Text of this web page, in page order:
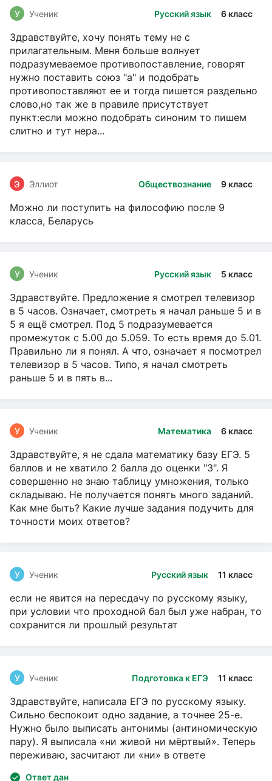
Русский язык 6 класс
У Ученик
Здравствуйте, хочу понять тему не с
прилагательным. Меня больше волнует
подразумеваемое противопоставление, говорят
нужно поставить союз "а" и подобрать
противопоставляют ее и тогда пишется раздельно
слово,но так же в правиле присутствует
пункт:если можно подобрать синоним то пишем
слитно и тут нера...
Обществознание 9 класс
Э Эллиот
Можно ли поступить на философию после 9
класса, Беларусь
Русский язык 5 класс
У Ученик
Здравствуйте. Предложение я смотрел телевизор
в 5 часов. Означает, смотреть я начал раньше 5 и в
5 я ещё смотрел. Под 5 подразумевается
промежуток с 5.00 до 5.059. То есть время до 5.01.
Правильно ли я понял. А что, означает я посмотрел
телевизор в 5 часов. Типо, я начал смотреть
раньше 5 и в пять в...
Математика 6 класс
У Ученик
Здравствуйте, я не сдала математику базу ЕГЭ. 5
баллов и не хватило 2 балла до оценки "3". Я
совершенно не знаю таблицу умножения, только
складываю. Не получается понять много заданий.
Как мне быть? Какие лучше задания подучить для
точности моих ответов?
Русский язык 11 класс
У Ученик
если не явится на пересдачу по русскому языку,
при условии что проходной бал был уже набран, то
сохранится ли прошлый результат
Подготовка к ЕГЭ 11 класс
У Ученик
Здравствуйте, написала ЕГЭ по русскому языку.
Сильно беспокоит одно задание, а точнее 25-е.
Нужно было выписать антонимы (антиномическую
пару). Я выписала «ни живой ни мёртвый». Теперь
переживаю, засчитают ли «ни» в ответе
Ответ дан